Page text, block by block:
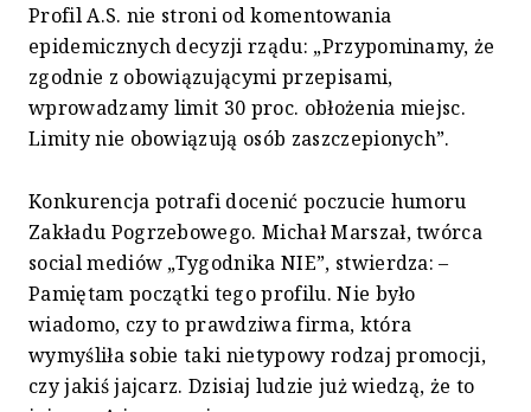
Profil A.S. nie stroni od komentowania
epidemicznych decyzji rządu: „Przypominamy, że
zgodnie z obowiązującymi przepisami,
wprowadzamy limit 30 proc. obłożenia miejsc.
Limity nie obowiązują osób zaszczepionych”.
Konkurencja potrafi docenić poczucie humoru
Zakładu Pogrzebowego. Michał Marszał, twórca
social mediów „Tygodnika NIE”, stwierdza: –
Pamiętam początki tego profilu. Nie było
wiadomo, czy to prawdziwa firma, która
wymyśliła sobie taki nietypowy rodzaj promocji,
czy jakiś jajcarz. Dzisiaj ludzie już wiedzą, że to